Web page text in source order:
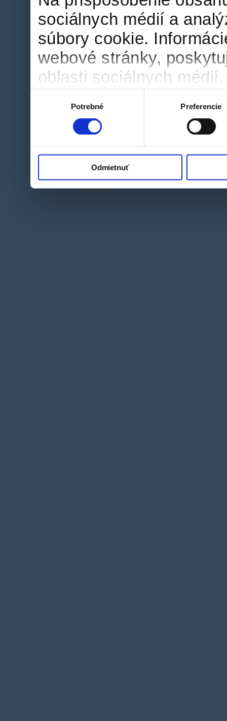
sociálnych médií a
súbory cookie.
webové stránky,
oblasti sociálnych
ktoré ste im poskytli
používali ich služby.
Potrebné Preferencie
Odmietnuť